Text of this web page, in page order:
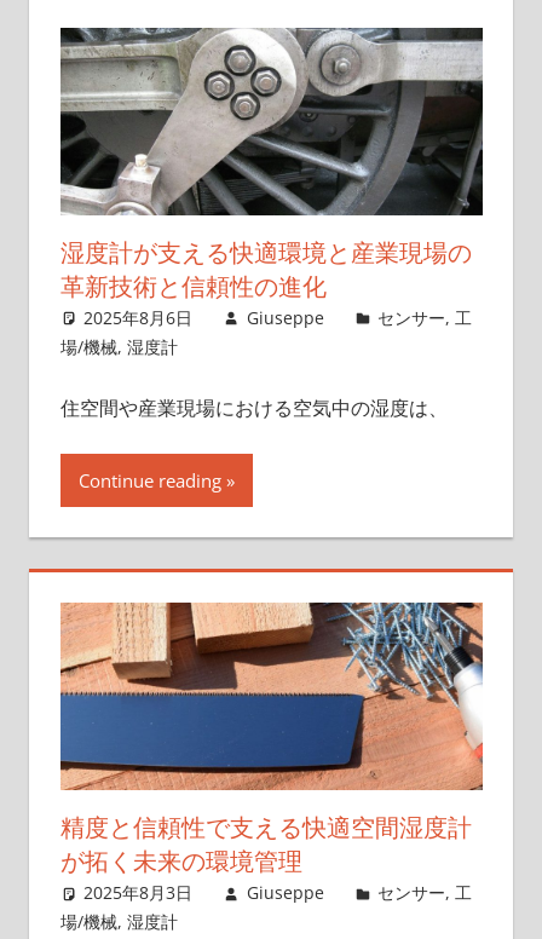
湿度計が支える快適環境と産業現場の
革新技術と信頼性の進化
2025年8月6日 Giuseppe センサー, 工
場/機械, 湿度計
住空間や産業現場における空気中の湿度は、
Continue reading
精度と信頼性で支える快適空間湿度計
が拓く未来の環境管理
2025年8月3日 Giuseppe センサー,工
場/機械, 湿度計